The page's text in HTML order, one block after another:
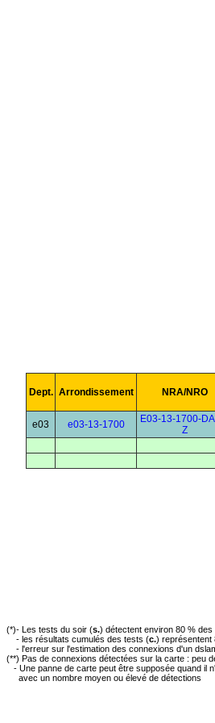
Dept. Arrondissement NRA/NRO
e03 e03-13-1700
E03-13-1700-
Z
(*)- Les tests du soir (s.) détectent environ 80 %
- les résultats cumulés des tests (c.) représentent
- l'erreur sur l'estimation des connexions d'un
(**) Pas de connexions détectées sur la carte : peu
- Une panne de carte peut être supposée quand il
avec un nombre moyen ou élevé de détections